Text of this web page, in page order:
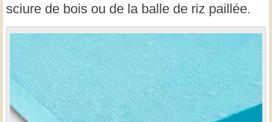
sciure de bois ou de la balle de riz paillée.